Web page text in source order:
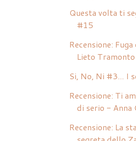
Questa volta ti
#15
Recensione:
Lieto
Si, No, Ni #3... I
Recensione: Ti
di serio - Anna
Recensione: La